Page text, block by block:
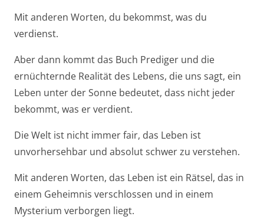
Mit anderen Worten, du bekommst, was du
verdienst.
Aber dann kommt das Buch Prediger und die
ernüchternde Realität des Lebens, die uns sagt, ein
Leben unter der Sonne bedeutet, dass nicht jeder
bekommt, was er verdient.
Die Welt ist nicht immer fair, das Leben ist
unvorhersehbar und absolut schwer zu verstehen.
Mit anderen Worten, das Leben ist ein Rätsel, das in
einem Geheimnis verschlossen und in einem
Mysterium verborgen liegt.